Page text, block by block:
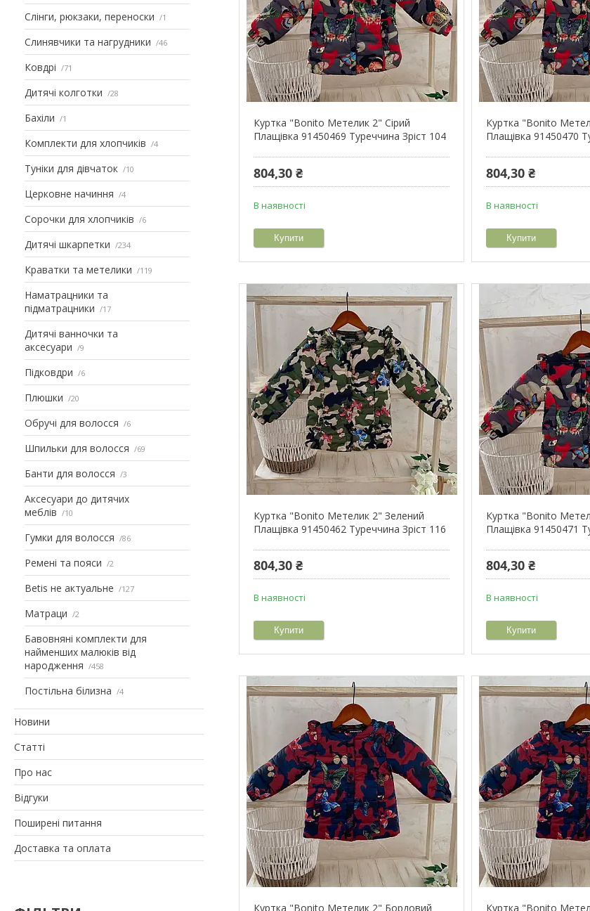
Слінги, рюкзаки, переноски 1
Слинявчики та нагрудники 46
Ковдрі 71
Дитячі колготки 28
Бахіли 1
Комплекти для хлопчиків 4
Туніки для дівчаток 10
Церковне начиння 4
Сорочки для хлопчиків 6
Дитячі шкарпетки 234
Краватки та метелики 119
Наматрацники та
підматрацники
17
Дитячі ванночки та
аксесуари
9
Підковдри 6
Плюшки 20
Обручі для волосся 6
Шпильки для волосся 69
Банти для волосся 3
Аксесуари до дитячих
меблів
10
Гумки для волосся 86
Ремені та пояси 2
Betis не актуальне 127
Матраци 2
Бавовняні комплекти для
найменших малюків від
народження
458
Постільна білизна 4
Новини
Статті
Про нас
Відгуки
Поширені питання
Доставка та оплата
Куртка "Bonito Метелик 2" Сірий
Плащівка 91450469 Туреччина Зріст 104
804,30 ₴
В наявності
Купити
Куртка "Bonito
Плащівка 91450470
804,30 ₴
В наявності
Купити
Куртка "Bonito Метелик 2" Зелений
Плащівка 91450462 Туреччина Зріст 116
804,30 ₴
В наявності
Купити
Куртка "Bonito
Плащівка 91450471
804,30 ₴
В наявності
Купити
Куртка "Bonito Метелик 2" Бордовий Куртка "Bonito